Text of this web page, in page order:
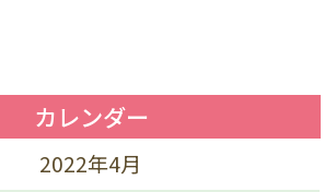
カレンダー
2022年4月